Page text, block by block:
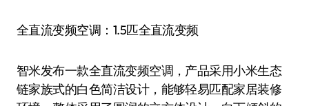
全直流变频空调：1.5匹全直流变频
智米发布一款全直流变频空调，产品采用小米生态
链家族式的白色简洁设计，能够轻易匹配家居装修